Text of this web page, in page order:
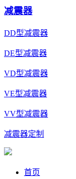
减震器
DD型减震器
DE型减震器
VD型减震器
VE型减震器
VV型减震器
减震器定制
首页